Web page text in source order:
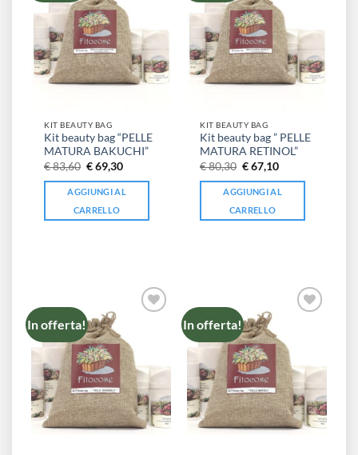
KIT BEAUTY BAG
Kit beauty bag “PELLE
MATURA BAKUCHI”
€83,60 Il
prezzo
originale
era:
€ 83,60.
€69,30Il
attuale
è:
AGGIUNGI AL
CARRELLO
KIT BEAUTY BAG
Kit beauty bag ” PELLE
MATURA RETINOL”
€80,30 Il
prezzo
originale
era:
€ 80,30.
€67,10Il
attuale
è:
AGGIUNGI AL
CARRELLO
In offerta! In offerta!